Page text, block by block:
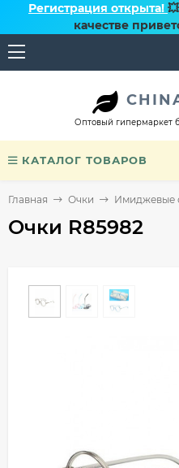
Регистрация открыта!
качестве
Оптовый гипермаркет
КАТАЛОГ ТОВАРОВ
Главная Очки Имиджевые
Очки R85982